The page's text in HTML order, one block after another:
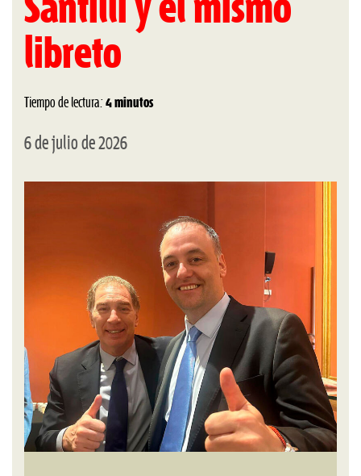
Santilli y el mismo
libreto
Tiempo de lectura: 4 minutos
6 de julio de 2026